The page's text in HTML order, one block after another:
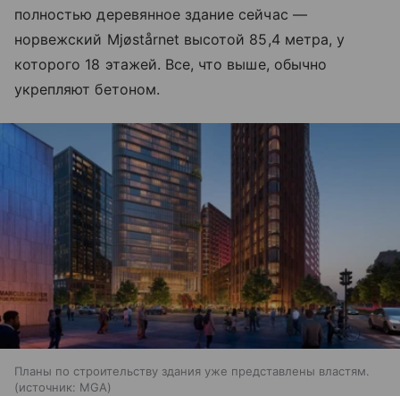
полностью деревянное здание сейчас —
норвежский Mjøstårnet высотой 85,4 метра, у
которого 18 этажей. Все, что выше, обычно
укрепляют бетоном.
Планы по строительству здания уже представлены властям.
источник: MGA